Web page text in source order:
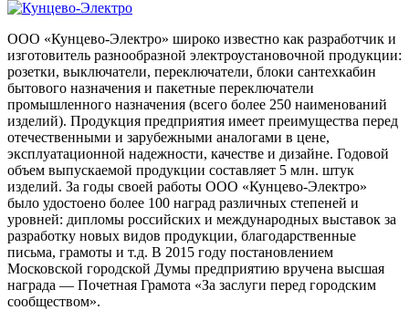
ООО «Кунцево-Электро» широко известно как разработчик и
изготовитель разнообразной электроустановочной продукции:
розетки, выключатели, переключатели, блоки сантехкабин
бытового назначения и пакетные переключатели
промышленного назначения (всего более 250 наименований
изделий). Продукция предприятия имеет преимущества перед
отечественными и зарубежными аналогами в цене,
эксплуатационной надежности, качестве и дизайне. Годовой
объем выпускаемой продукции составляет 5 млн. штук
изделий. За годы своей работы ООО «Кунцево-Электро»
было удостоено более 100 наград различных степеней и
уровней: дипломы российских и международных выставок за
разработку новых видов продукции, благодарственные
письма, грамоты и т.д. В 2015 году постановлением
Московской городской Думы предприятию вручена высшая
награда — Почетная Грамота «За заслуги перед городским
сообществом».